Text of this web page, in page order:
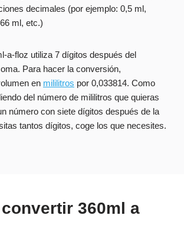
decimales (por ejemplo: 0,5 ml,
ml, etc.)
a-floz utiliza 7 dígitos después del
Para hacer la conversión,
en mililitros por 0,033814. Como
del número de mililitros que quieras
número con siete dígitos después de la
tantos dígitos, coge los que necesites.
360ml a